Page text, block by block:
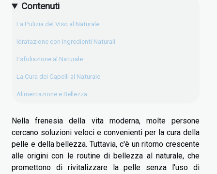
Contenuti
La Pulizia del Viso al Naturale
Idratazione con Ingredienti Naturali
Esfoliazione al Naturale
La Cura dei Capelli al Naturale
Alimentazione e Bellezza
Nella frenesia della vita moderna, molte persone
cercano soluzioni veloci e convenienti per la cura della
pelle e della bellezza. Tuttavia, c'è un ritorno crescente
alle origini con le routine di bellezza al naturale, che
promettono di rivitalizzare la pelle senza l'uso di